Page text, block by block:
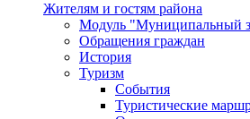
Жителям и гостям района
Модуль "Муниципальный
Обращения граждан
История
Туризм
События
Туристические